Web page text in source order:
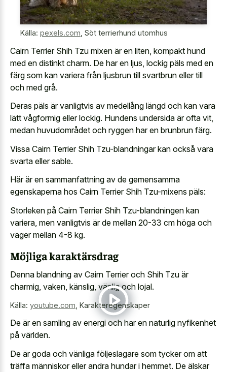
Källa: pexels.com, Söt terrierhund utomhus
Cairn Terrier Shih Tzu mixen är en liten, kompakt hund
med en distinkt charm. De har en ljus, lockig päls med en
färg som kan variera från ljusbrun till svartbrun eller till
och med grå.
Deras päls är vanligtvis av medellång längd och kan vara
lätt vågformig eller lockig. Hundens undersida är ofta vit,
medan huvudområdet och ryggen har en brunbrun färg.
Vissa Cairn Terrier Shih Tzu-blandningar kan också vara
svarta eller sable.
Här är en sammanfattning av de gemensamma
egenskaperna hos Cairn Terrier Shih Tzu-mixens päls:
Storleken på Cairn Terrier Shih Tzu-blandningen kan
variera, men vanligtvis är de mellan 20-33 cm höga och
väger mellan 4-8 kg.
Möjliga karaktärsdrag
Denna blandning av Cairn Terrier och Shih Tzu är
charmig, vaken, känslig, vänlig och lojal.
Källa: youtube.com Karakteregenskaper
De är en samling av energi och har en naturlig nyfikenhet
på världen.
De är goda och vänliga följeslagare som tycker om att
träffa människor eller andra hundar i hemmet. De älskar